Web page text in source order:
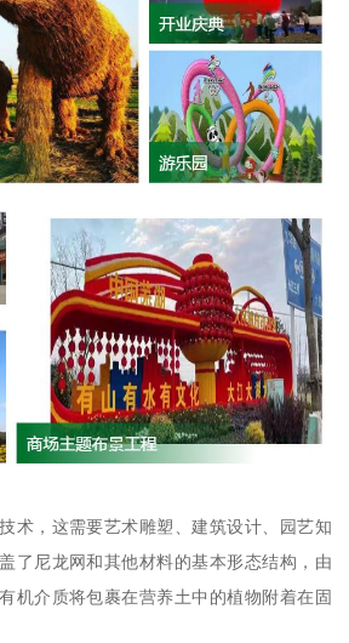
术，这需要艺术雕塑、建筑设计、园艺知
了尼龙网和其他材料的基本形态结构，由
机介质将包裹在营养土中的植物附着在固